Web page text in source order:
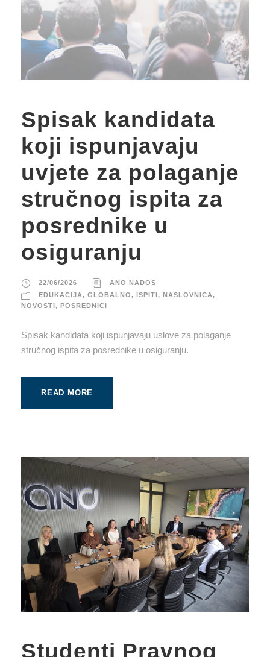
Spisak kandidata
koji ispunjavaju
uvjete za polaganje
stručnog ispita za
posrednike u
osiguranju
22/06/2026
ANO NADOS
EDUKACIJA, GLOBALNO, ISPITI, NASLOVNICA,
NOVOSTI, POSREDNICI
Spisak kandidata koji ispunjavaju uslove za polaganje
stručnog ispita za posrednike u osiguranju.
READ MORE
Studenti Pravnog